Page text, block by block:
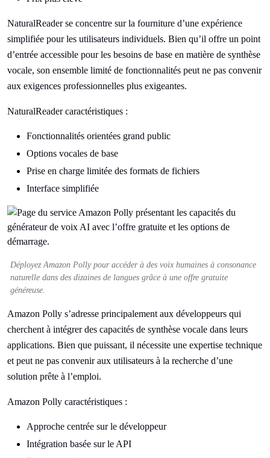
NaturalReader se concentre sur la fourniture d’une expérience
simplifiée pour les utilisateurs individuels. Bien qu’il offre un point
d’entrée accessible pour les besoins de base en matière de synthèse
vocale, son ensemble limité de fonctionnalités peut ne pas convenir
aux exigences professionnelles plus exigeantes.
NaturalReader caractéristiques :
Fonctionnalités orientées grand public
Options vocales de base
Prise en charge limitée des formats de fichiers
Interface simplifiée
Déployez Amazon Polly pour accéder à des voix humaines à consonance
naturelle dans des dizaines de langues grâce à une offre gratuite
généreuse.
Amazon Polly s’adresse principalement aux développeurs qui
cherchent à intégrer des capacités de synthèse vocale dans leurs
applications. Bien que puissant, il nécessite une expertise technique
et peut ne pas convenir aux utilisateurs à la recherche d’une
solution prête à l’emploi.
Amazon Polly caractéristiques :
Approche centrée sur le développeur
Intégration basée sur le API